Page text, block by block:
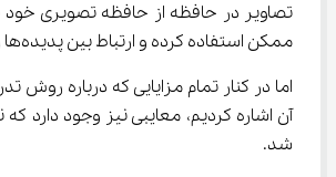
تصاویر در حافظه از حافظه تصویری
ممکن استفاده کرده و ارتباط بین پدیده‌ها را درک کنند.
اما در کنار تمام مزایایی که درباره روش
آن اشاره کردیم، معایبی نیز وجود دارد که
شد.